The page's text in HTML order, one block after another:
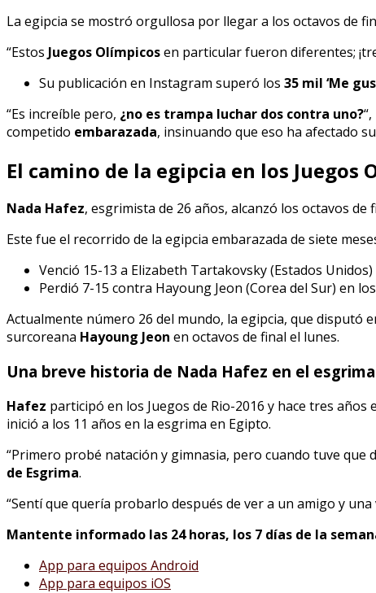
La egipcia se mostró orgullosa por llegar a los octavos de
“Estos Juegos Olímpicosen particular fueron diferentes;
Su publicación en Instagram superó los 35 mil ‘Me
“Es increíble pero, ¿no es trampa luchar dos contra uno?
competido embarazada, insinuando que eso ha afectado
El camino de la egipcia en los Juegos
Nada Hafez, esgrimista de 26 años, alcanzó los octavos
Este fue el recorrido de la egipcia embarazada de siete
Venció 15-13 a Elizabeth Tartakovsky (Estados
Perdió 7-15 contra Hayoung Jeon (Corea del Sur) en
Actualmente número 26 del mundo, la egipcia, que disputó
surcoreana Hayoung Jeon en octavos de final el lunes.
Una breve historia de Nada Hafez en el esgrima
Hafez participó en los Juegos de Rio-2016 y hace tres
inició a los 11 años en la esgrima en Egipto.
“Primero probé natación y gimnasia, pero cuando tuve que
de Esgrima.
“Sentí que quería probarlo después de ver a un amigo y
Mantente informado las 24 horas, los 7 días de la
App para equipos Android
App para equipos iOS